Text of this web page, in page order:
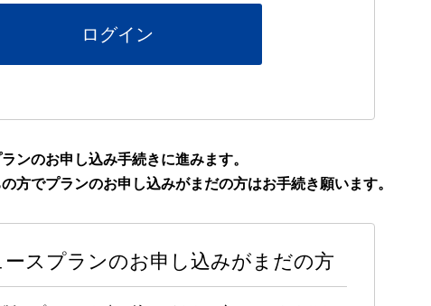
ログイン
ンのお申し込み手続きに進みます。
方でプランのお申し込みがまだの方はお手続き願います。
ースプランのお申し込みがまだの方